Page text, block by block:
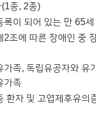
종, 2종)
록이 되어 있는 만 65
2조에 따른 장애인 중
가족, 독립유공자와 유
가족
환자 및 고엽제후유의